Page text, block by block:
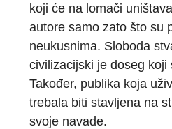
koji će na lomači
autore samo zato što su
neukusnima. Sloboda
civilizacijski je doseg koji
Također, publika koja
trebala biti stavljena na
svoje navade.